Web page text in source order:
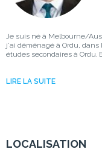
Je suis né à Melbourne/
j'ai déménagé à Ordu,
études secondaires à Ordu.
LIRE LA SUITE
LOCALISATION